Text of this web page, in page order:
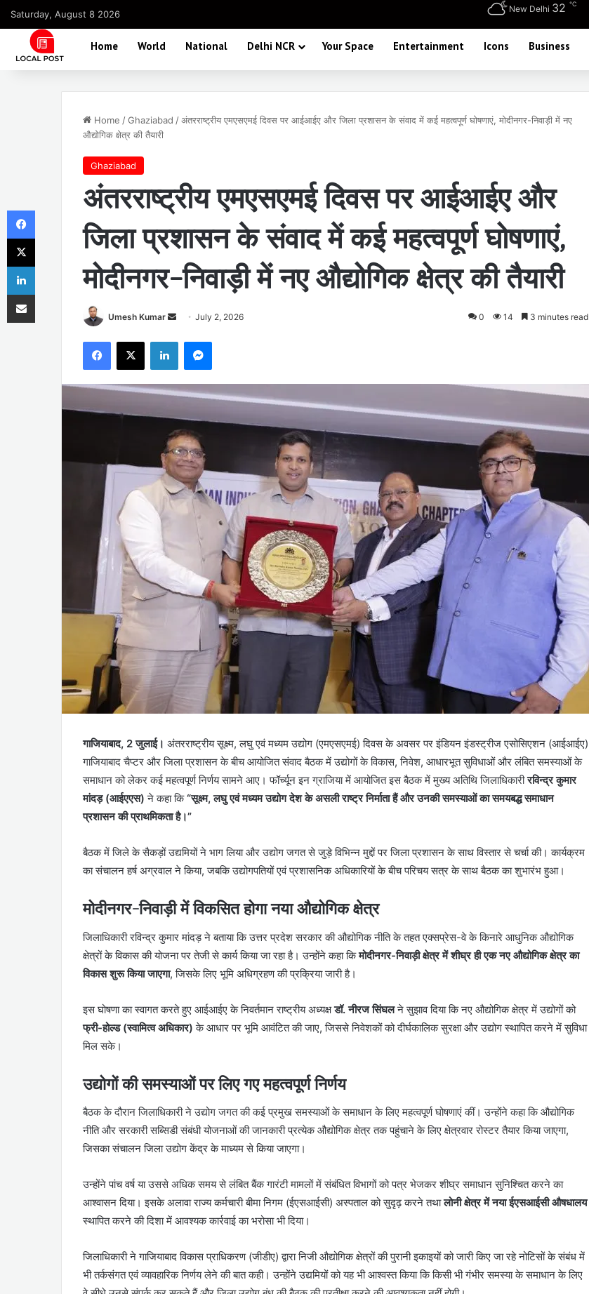
Saturday, August 8 2026 New Delhi 32 ℃
Home World National Delhi NCR Your Space Entertainment Icons Business
Home /Ghaziabad /अंतरराष्ट्रीय एमएसएमई दिवस पर आईआईए और जिला प्रशासन के संवाद में कई महत्वपूर्ण घोषणाएं, मोदीनगर-निवाड़ी में नए
औद्योगिक क्षेत्र की तैयारी
Ghaziabad
अंतरराष्ट्रीय एमएसएमई दिवस पर आईआईए और
जिला प्रशासन के संवाद में कई महत्वपूर्ण घोषणाएं,
मोदीनगर-निवाड़ी में नए औद्योगिक क्षेत्र की तैयारी
Umesh Kumar
Send
email
July 2, 2026 0 14 3 minutes read
Facebook
X LinkedInMessenger
गाजियाबाद, 2 जुलाई। अंतरराष्ट्रीय सूक्ष्म, लघु एवं मध्यम उद्योग (एमएसएमई) दिवस के अवसर पर इंडियन इंडस्ट्रीज एसोसिएशन (आईआईए)
गाजियाबाद चैप्टर और जिला प्रशासन के बीच आयोजित संवाद बैठक में उद्योगों के विकास, निवेश, आधारभूत सुविधाओं और लंबित समस्याओं के
समाधान को लेकर कई महत्वपूर्ण निर्णय सामने आए। फॉर्च्यून इन ग्राजिया में आयोजित इस बैठक में मुख्य अतिथि जिलाधिकारीरविन्द्र कुमार
मांदड़ (आईएएस) ने कहा कि“सूक्ष्म, लघु एवं मध्यम उद्योग देश के असली राष्ट्र निर्माता हैं और उनकी समस्याओं का समयबद्ध समाधान
प्रशासन की प्राथमिकता है।”
बैठक में जिले के सैकड़ों उद्यमियों ने भाग लिया और उद्योग जगत से जुड़े विभिन्न मुद्दों पर जिला प्रशासन के साथ विस्तार से चर्चा की। कार्यक्रम
का संचालन हर्ष अग्रवाल ने किया, जबकि उद्योगपतियों एवं प्रशासनिक अधिकारियों के बीच परिचय सत्र के साथ बैठक का शुभारंभ हुआ।
मोदीनगर-निवाड़ी में विकसित होगा नया औद्योगिक क्षेत्र
जिलाधिकारी रविन्द्र कुमार मांदड़ ने बताया कि उत्तर प्रदेश सरकार की औद्योगिक नीति के तहत एक्सप्रेस-वे के किनारे आधुनिक औद्योगिक
क्षेत्रों के विकास की योजना पर तेजी से कार्य किया जा रहा है। उन्होंने कहा किमोदीनगर-निवाड़ी क्षेत्र में शीघ्र ही एक नए औद्योगिक क्षेत्र का
विकास शुरू किया जाएगा, जिसके लिए भूमि अधिग्रहण की प्रक्रिया जारी है।
इस घोषणा का स्वागत करते हुए आईआईए के निवर्तमान राष्ट्रीय अध्यक्षडॉ. नीरज सिंघलने सुझाव दिया कि नए औद्योगिक क्षेत्र में उद्योगों को
फ्री-होल्ड (स्वामित्व अधिकार) के आधार पर भूमि आवंटित की जाए, जिससे निवेशकों को दीर्घकालिक सुरक्षा और उद्योग स्थापित करने में सुविधा
मिल सके।
उद्योगों की समस्याओं पर लिए गए महत्वपूर्ण निर्णय
बैठक के दौरान जिलाधिकारी ने उद्योग जगत की कई प्रमुख समस्याओं के समाधान के लिए महत्वपूर्ण घोषणाएं कीं। उन्होंने कहा कि औद्योगिक
नीति और सरकारी सब्सिडी संबंधी योजनाओं की जानकारी प्रत्येक औद्योगिक क्षेत्र तक पहुंचाने के लिए क्षेत्रवार रोस्टर तैयार किया जाएगा,
जिसका संचालन जिला उद्योग केंद्र के माध्यम से किया जाएगा।
उन्होंने पांच वर्ष या उससे अधिक समय से लंबित बैंक गारंटी मामलों में संबंधित विभागों को पत्र भेजकर शीघ्र समाधान सुनिश्चित करने का
आश्वासन दिया। इसके अलावा राज्य कर्मचारी बीमा निगम (ईएसआईसी) अस्पताल को सुदृढ़ करने तथालोनी क्षेत्र में नया ईएसआईसी औषधालय
स्थापित करने की दिशा में आवश्यक कार्रवाई का भरोसा भी दिया।
जिलाधिकारी ने गाजियाबाद विकास प्राधिकरण (जीडीए) द्वारा निजी औद्योगिक क्षेत्रों की पुरानी इकाइयों को जारी किए जा रहे नोटिसों के संबंध में
भी तर्कसंगत एवं व्यावहारिक निर्णय लेने की बात कही। उन्होंने उद्यमियों को यह भी आश्वस्त किया कि किसी भी गंभीर समस्या के समाधान के लिए
Facebook
X
LinkedIn
Share via Email